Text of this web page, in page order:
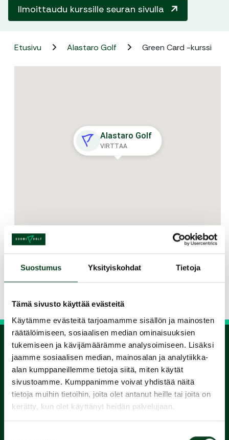
Suostumus Yksityiskohdat Tietoja
Tämä sivusto käyttää evästeitä
Käytämme evästeitä tarjoamamme sisällön ja mainosten
räätälöimiseen, sosiaalisen median ominaisuuksien
tukemiseen ja kävijämäärämme analysoimiseen. Lisäksi
jaamme sosiaalisen median, mainosalan ja analytiikka-
alan kumppaneillemme tietoja siitä, miten käytät
sivustoamme. Kumppanimme voivat yhdistää näitä
tietoja muihin tietoihin, joita olet antanut heille tai joita on
kerätty, kun olet käyttänyt heidän palvelujaan.
Ilmoittaudu kurssille seuran sivulla
Etusivu Alastaro Golf Green Card -kurssi
Alastaro Golf
VIRTTAA
Jaa kurssi kaverille
1.
Varaa
alkeiskurssi